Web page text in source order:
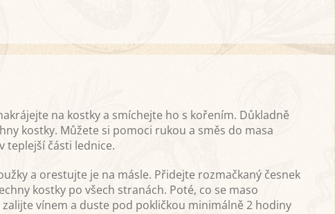
na kostky a smíchejte ho s kořením. Důkladně
kostky. Můžete si pomoci rukou a směs do masa
teplejší části lednice.
a orestujte je na másle. Přidejte rozmačkaný česnek
kostky po všech stranách. Poté, co se maso
vínem a duste pod pokličkou minimálně 2 hodiny